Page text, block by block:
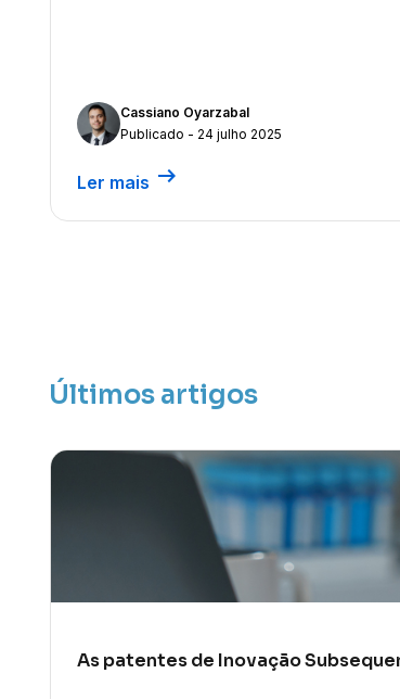
Cassiano Oyarzabal
Publicado - 24 julho 2025
Ler mais arrow_right_alt
Últimos artigos
As patentes de Inovação